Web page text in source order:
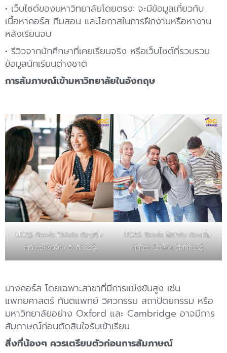
• เว็บไซต์ของมหาวิทยาลัยโดยตรง: จะมีข้อมูลเกี่ยวกับ
เนื้อหาคอร์ส ทีมสอน และโอกาสในการฝึกงานหรือหางาน
หลังเรียนจบ
• รีวิวจากนักศึกษาที่เคยเรียนจริง หรือเว็บไซต์ที่รวบรวม
ข้อมูลนักเรียนต่างชาติ
การสัมภาษณ์เข้ามหาวิทยาลัยในอังกฤษ
UCAS คืออะไร ใช้ยังไง ต้องเริ่ม
สมัครอะไรยังไง สิ่งที่ควรรู้
UCAS คืออะไร ใช้ยังไง ต้องเริ่ม
สมัครอะไรยังไง สิ่งที่ควรรู้
บางคอร์ส โดยเฉพาะสาขาที่มีการแข่งขันสูง เช่น
แพทยศาสตร์ ทันตแพทย์ วิศวกรรม สถาปัตยกรรม หรือ
มหาวิทยาลัยอย่าง Oxford และ Cambridge อาจมีการ
สัมภาษณ์ก่อนตัดสินใจรับเข้าเรียน
สิ่งที่น้องๆ ควรเตรียมตัวก่อนการสัมภาษณ์